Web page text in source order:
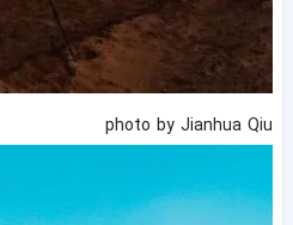
photo by Jianhua Qiu